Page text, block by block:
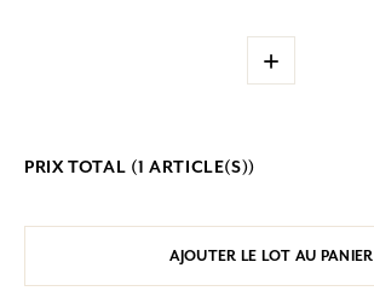
+
PRIX TOTAL (1 ARTICLE(S))
AJOUTER LE LOT AU PANIER